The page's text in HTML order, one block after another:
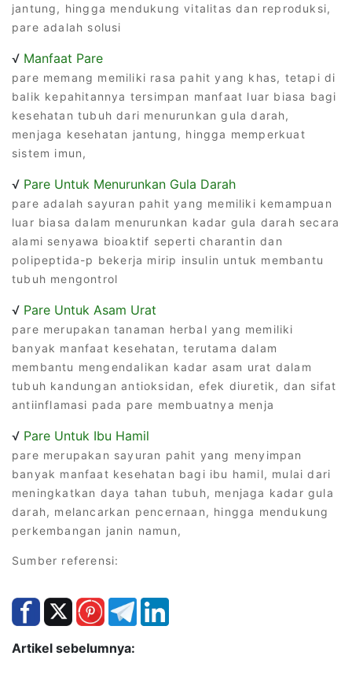
jantung, hingga mendukung vitalitas dan reproduksi,
pare adalah solusi
√ Manfaat Pare
pare memang memiliki rasa pahit yang khas, tetapi di
balik kepahitannya tersimpan manfaat luar biasa bagi
kesehatan tubuh dari menurunkan gula darah,
menjaga kesehatan jantung, hingga memperkuat
sistem imun,
√ Pare Untuk Menurunkan Gula Darah
pare adalah sayuran pahit yang memiliki kemampuan
luar biasa dalam menurunkan kadar gula darah secara
alami senyawa bioaktif seperti charantin dan
polipeptida-p bekerja mirip insulin untuk membantu
tubuh mengontrol
√ Pare Untuk Asam Urat
pare merupakan tanaman herbal yang memiliki
banyak manfaat kesehatan, terutama dalam
membantu mengendalikan kadar asam urat dalam
tubuh kandungan antioksidan, efek diuretik, dan sifat
antiinflamasi pada pare membuatnya menja
√ Pare Untuk Ibu Hamil
pare merupakan sayuran pahit yang menyimpan
banyak manfaat kesehatan bagi ibu hamil, mulai dari
meningkatkan daya tahan tubuh, menjaga kadar gula
darah, melancarkan pencernaan, hingga mendukung
perkembangan janin namun,
Sumber referensi:
Artikel sebelumnya: